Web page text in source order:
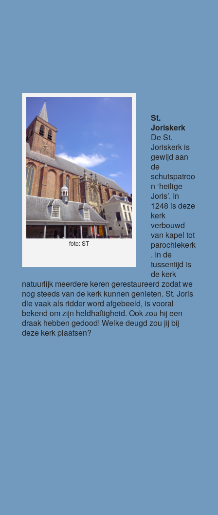
foto: ST
St.
Joriskerk
De St.
Joriskerk is
gewijd aan
de
schutspatroo
n ‘heilige
Joris’. In
1248 is deze
kerk
verbouwd
van kapel tot
parochiekerk
. In de
tussentijd is
de kerk
natuurlijk meerdere keren gerestaureerd zodat we
nog steeds van de kerk kunnen genieten. St. Joris
die vaak als ridder word afgebeeld, is vooral
bekend om zijn heldhaftigheid. Ook zou hij een
draak hebben gedood! Welke deugd zou jij bij
deze kerk plaatsen?